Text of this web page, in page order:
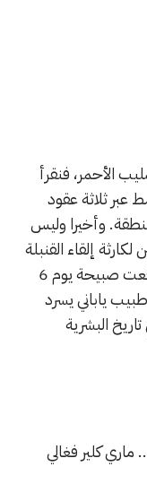
الأحمر، فنقرأ
عبر ثلاثة عقود
المنطقة. وأخيرا وليس
إلقاء القنبلة
النووية على مدينة هيروشيما اليابانية (وقعت صبيحة يوم 6
من طبيب ياباني يسرد
البشرية
كلير فغالي